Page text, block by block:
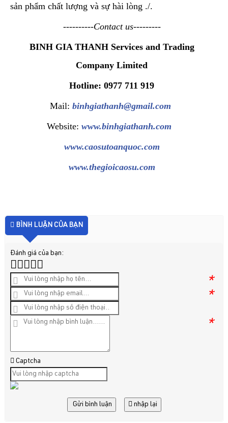
sản phẩm chất lượng và sự hài lòng ./.
----------Contact us---------
BINH GIA THANH Services and Trading
Company Limited
Hotline: 0977 711 919
Mail:binhgiathanh@gmail.com
Website:www.binhgiathanh.com
www.caosutoanquoc.com
www.thegioicaosu.com
BÌNH LUẬN CỦA BẠN
Đánh giá của bạn:
*
*
*
Captcha
Gửi bình luận nhập lại